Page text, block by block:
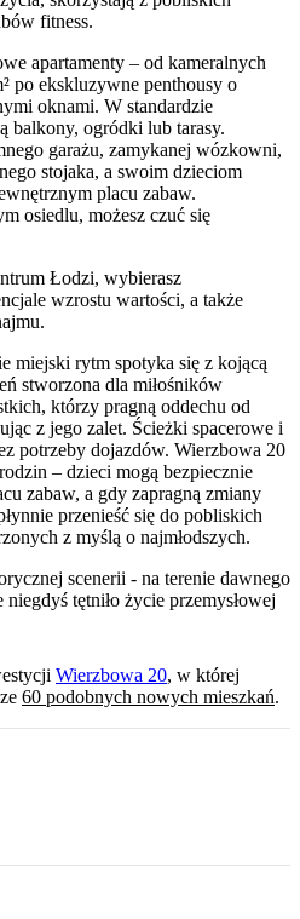
fitness.
apartamenty – od kameralnych
po ekskluzywne penthousy o
oknami. W standardzie
balkony, ogródki lub tarasy.
garażu, zamykanej wózkowni,
stojaka, a swoim dzieciom
placu zabaw.
osiedlu, możesz czuć się
Łodzi, wybierasz
wzrostu wartości, a także
miejski rytm spotyka się z kojącą
stworzona dla miłośników
którzy pragną oddechu od
z jego zalet. Ścieżki spacerowe i
potrzeby dojazdów. Wierzbowa 20
– dzieci mogą bezpiecznie
zabaw, a gdy zapragną zmiany
przenieść się do pobliskich
z myślą o najmłodszych.
scenerii - na terenie dawnego
tętniło życie przemysłowej
Wierzbowa 20, w której
60 podobnych nowych mieszkań.